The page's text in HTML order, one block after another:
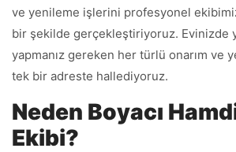
ve yenileme işlerini profesyonel
bir şekilde gerçekleştiriyoruz. Evinizde
yapmanız gereken her türlü onarım ve
tek bir adreste hallediyoruz.
Neden Boyacı
Ekibi?